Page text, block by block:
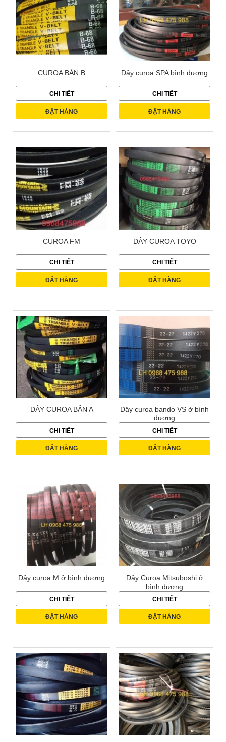
CUROA BẢN B
CHI TIẾT
ĐẶT HÀNG
Dây curoa SPA bình dương
CHI TIẾT
ĐẶT HÀNG
CUROA FM
CHI TIẾT
ĐẶT HÀNG
DÂY CUROA TOYO
CHI TIẾT
ĐẶT HÀNG
DÂY CUROA BẢN A
CHI TIẾT
ĐẶT HÀNG
Dây curoa bando VS ở bình
dương
CHI TIẾT
ĐẶT HÀNG
Dây curoa M ở bình dương
CHI TIẾT
ĐẶT HÀNG
Dây Curoa Mitsuboshi ở
bình dương
CHI TIẾT
ĐẶT HÀNG